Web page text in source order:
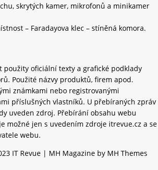
skrytých kamer, mikrofonů a minikamer
– Faradayova klec – stíněná komora.
použity oficiální texty a grafické podklady
Použité názvy produktů, firem apod.
známkami nebo registrovanými
příslušných vlastníků. U přebíraných zpráv
uveden zdroj. Přebírání obsahu webu
možné jen s uvedením zdroje itrevue.cz a se
webu.
IT Revue | MH Magazine by MH Themes